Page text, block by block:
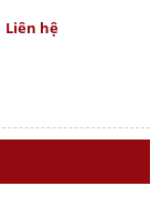
Liên hệ